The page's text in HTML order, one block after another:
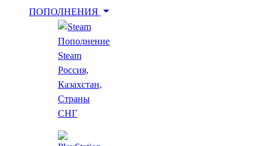
ПОПОЛНЕНИЯ
Пополнение
Steam
Россия,
Казахстан,
Страны
СНГ
Укажи игру для поиска лучшей цены
Главная